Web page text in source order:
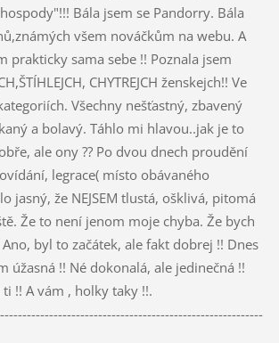
Bála jsem se Pandorry. Bála
všem nováčkům na webu. A
prakticky sama sebe !! Poznala jsem
CHYTREJCH ženskejch!! Ve
Všechny nešťastný, zbavený
a bolavý. Táhlo mi hlavou..jak je to
ale ony ?? Po dvou dnech proudění
legrace( místo obávaného
jasný, že NEJSEM tlustá, ošklivá, pitomá
Že to není jenom moje chyba. Že bych
byl to začátek, ale fakt dobrej !! Dnes
úžasná !! Né dokonalá, ale jedinečná !!
!! A vám , holky taky !!.